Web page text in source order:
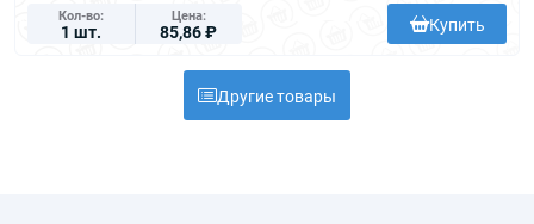
Кол-во
1 шт.
Цена
85,86 ₽ Купить
Другие товары